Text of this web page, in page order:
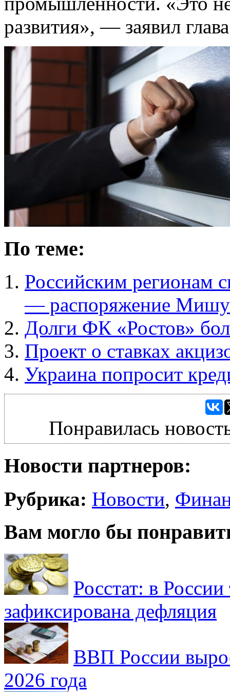
развития», — заявил
По теме:
Российским регионам
— распоряжение
Долги ФК «Ростов»
Проект о ставках
Украина попросит
Понравилась
Новости партнеров:
Рубрика: Новости,
Вам могло бы
Росстат: в России
зафиксирована дефляция
ВВП России
2026 года